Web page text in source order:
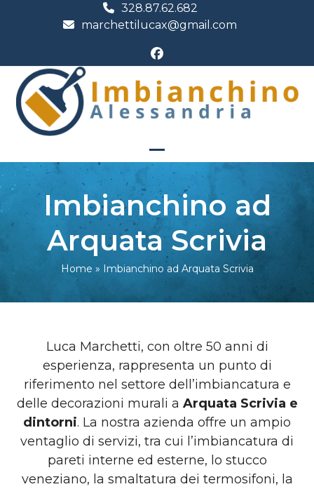
328.87.62.682
marchettilucax@gmail.com
Facebook
Open
mobile
menu
Close
mobile
menu
Imbianchino ad
Arquata Scrivia
Home » Imbianchino ad Arquata Scrivia
Luca Marchetti, con oltre 50 anni di
esperienza, rappresenta un punto di
riferimento nel settore dell’imbiancatura e
delle decorazioni murali a Arquata Scrivia e
dintorni. La nostra azienda offre un ampio
ventaglio di servizi, tra cui l’imbiancatura di
pareti interne ed esterne, lo stucco
veneziano, la smaltatura dei termosifoni, la